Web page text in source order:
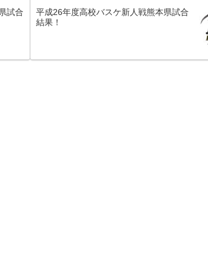
試合
平成26年度高校バスケ新人戦熊本県試合
結果！